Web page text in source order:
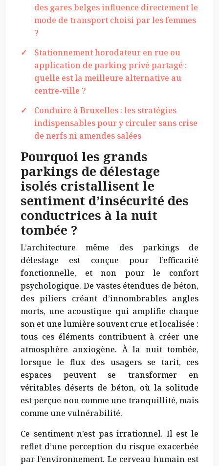
des gares belges influence directement le
mode de transport choisi par les femmes
?
Stationnement horodateur en rue ou
application de parking privé partagé :
quelle est la meilleure alternative au
centre-ville ?
Conduire à Bruxelles : les stratégies
indispensables pour y circuler sans crise
de nerfs ni amendes salées
Pourquoi les grands
parkings de délestage
isolés cristallisent le
sentiment d’insécurité des
conductrices à la nuit
tombée ?
L’architecture même des parkings de
délestage est conçue pour l’efficacité
fonctionnelle, et non pour le confort
psychologique. De vastes étendues de béton,
des piliers créant d’innombrables angles
morts, une acoustique qui amplifie chaque
son et une lumière souvent crue et localisée :
tous ces éléments contribuent à créer une
atmosphère anxiogène. À la nuit tombée,
lorsque le flux des usagers se tarit, ces
espaces peuvent se transformer en
véritables déserts de béton, où la solitude
est perçue non comme une tranquillité, mais
comme une vulnérabilité.
Ce sentiment n’est pas irrationnel. Il est le
reflet d’une perception du risque exacerbée
par l’environnement. Le cerveau humain est